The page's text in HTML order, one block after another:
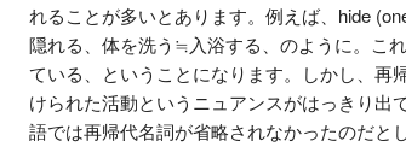
れることが多いとあります。例えば、hide
隠れる、体を洗う≒入浴する、のように。こ
ている、ということになります。しかし、再
けられた活動というニュアンスがはっきり
語では再帰代名詞が省略されなかったのだと